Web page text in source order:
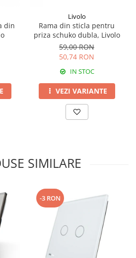
din
Livolo
Rama din sticla pentru
priza schuko dubla, Livolo
59,00 RON
50,74 RON
IN STOC
VEZI VARIANTE
SIMILARE
-3 RON